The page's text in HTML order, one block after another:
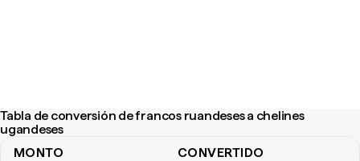
Tabla de conversión de francos ruandeses a chelines
ugandeses
MONTO CONVERTIDO